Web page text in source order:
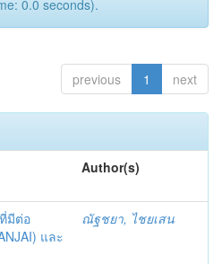
0.0 seconds).
previous 1 next
Author(s)
มีต่อ
และ
ณัฐชยา, ไชยเสน